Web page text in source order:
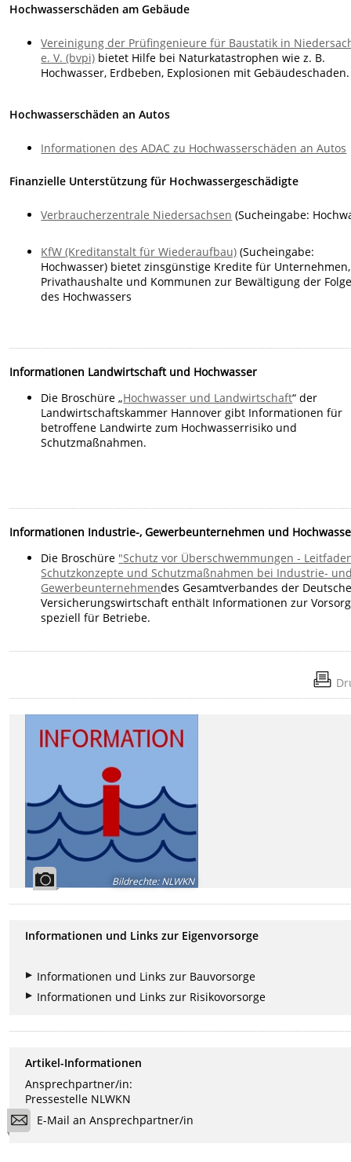
Hochwasserschäden am Gebäude
Vereinigung der Prüfingenieure für Baustatik in
e. V. (bvpi) bietet Hilfe bei Naturkatastrophen wie z. B.
Hochwasser, Erdbeben, Explosionen mit Gebäudeschaden.
Hochwasserschäden an Autos
Informationen des ADAC zu Hochwasserschäden an Autos
Finanzielle Unterstützung für Hochwassergeschädigte
Verbraucherzentrale Niedersachsen (Sucheingabe:
KfW (Kreditanstalt für Wiederaufbau) (Sucheingabe:
Hochwasser) bietet zinsgünstige Kredite für Unternehmen,
Privathaushalte und Kommunen zur Bewältigung der
des Hochwassers
Informationen Landwirtschaft und Hochwasser
Die Broschüre „Hochwasser und Landwirtschaft“ der
Landwirtschaftskammer Hannover gibt Informationen für
betroffene Landwirte zum Hochwasserrisiko und
Schutzmaßnahmen.
Informationen Industrie-, Gewerbeunternehmen und
Die Broschüre "Schutz vor Überschwemmungen -
Schutzkonzepte und Schutzmaßnahmen bei Industrie-
Gewerbeunternehmendes Gesamtverbandes der
Versicherungswirtschaft enthält Informationen zur
speziell für Betriebe.
Bildrechte:NLWKN
Informationen und Links zur Eigenvorsorge
Informationen und Links zur Bauvorsorge
Informationen und Links zur Risikovorsorge
Artikel-Informationen
Ansprechpartner/in:
Pressestelle NLWKN
E-Mail an Ansprechpartner/in